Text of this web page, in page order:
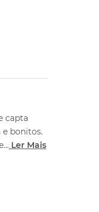
capta
bonitos.
... Ler Mais